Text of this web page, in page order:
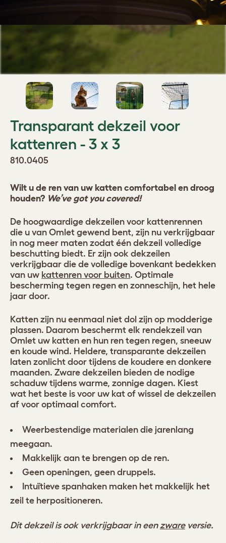
Transparant dekzeil voor
kattenren - 3 x 3
810.0405
Wilt u de ren van uw katten comfortabel en droog
houden? We’ve got you covered!
De hoogwaardige dekzeilen voor kattenrennen
die u van Omlet gewend bent, zijn nu verkrijgbaar
in nog meer maten zodat één dekzeil volledige
beschutting biedt. Er zijn ook dekzeilen
verkrijgbaar die de volledige bovenkant bedekken
van uw kattenren voor buiten. Optimale
bescherming tegen regen en zonneschijn, het hele
jaar door.
Katten zijn nu eenmaal niet dol zijn op modderige
plassen. Daarom beschermt elk rendekzeil van
Omlet uw katten en hun ren tegen regen, sneeuw
en koude wind. Heldere, transparante dekzeilen
laten zonlicht door tijdens de koudere en donkere
maanden. Zware dekzeilen bieden de nodige
schaduw tijdens warme, zonnige dagen. Kiest
wat het beste is voor uw kat of wissel de dekzeilen
af voor optimaal comfort.
Weerbestendige materialen die jarenlang
meegaan.
Makkelijk aan te brengen op de ren.
Geen openingen, geen druppels.
Intuïtieve spanhaken maken het makkelijk het
zeil te herpositioneren.
Dit dekzeil is ook verkrijgbaar in eenzwareversie.